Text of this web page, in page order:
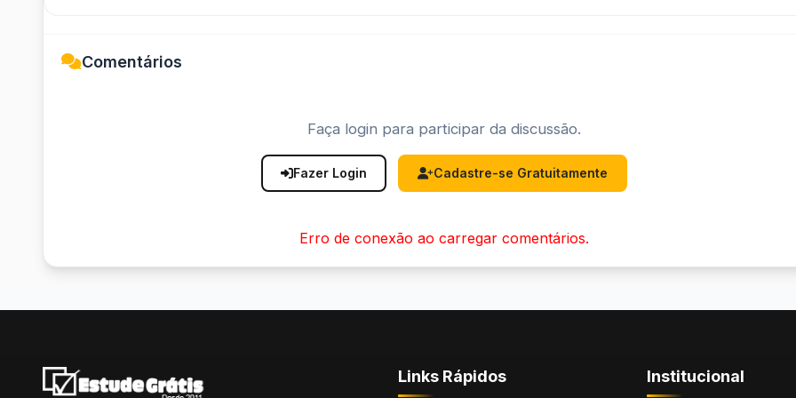
Comentários
Faça login para participar da discussão.
Fazer Login Cadastre-se Gratuitamente
Erro de conexão ao carregar comentários.
Links Rápidos Institucional